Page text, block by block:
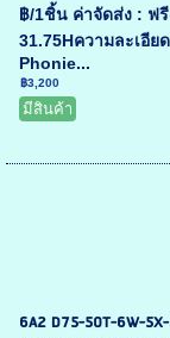
฿/1ชิ้น ค่าจัดส่ง : ฟรี
31.75Hความละเอีย
Phonie...
฿3,200
มีสินค้า
6A2 D75-50T-6W-